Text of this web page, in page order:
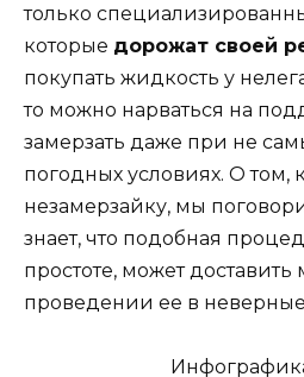
только
которые дорожат своей
покупать жидкость у
то можно нарваться на
замерзать даже при не
погодных условиях. О том,
незамерзайку, мы
знает, что подобная
простоте, может доставить
проведении ее в